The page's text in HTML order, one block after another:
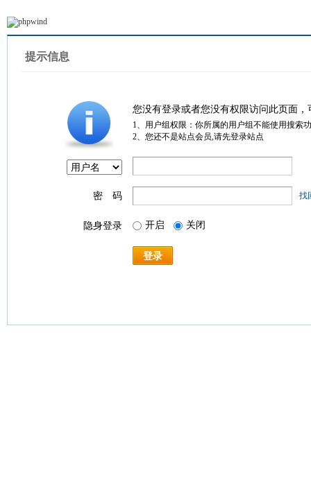
提示信息
您没有登录或者您没有权限访问此页面
1、用户组权限：你所属的用户组不能使用搜索
2、您还不是站点会员,请先登录站点
密 码 找
隐身登录 开启 关闭
登录